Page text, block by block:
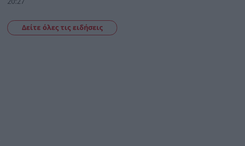
Δείτε όλες τις ειδήσεις